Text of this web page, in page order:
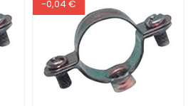
-0,04 €